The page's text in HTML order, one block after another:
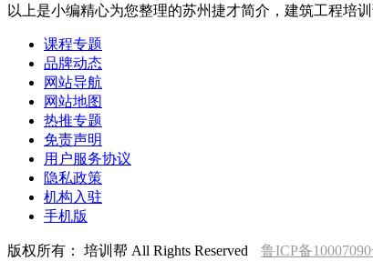
以上是小编精心为您整理的苏州捷才简介，建筑工程培
课程专题
品牌动态
网站导航
网站地图
热推专题
免责声明
用户服务协议
隐私政策
机构入驻
手机版
版权所有： 培训帮 All Rights Reserved 鲁ICP备